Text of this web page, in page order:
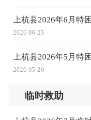
上杭县2026年6月特
2026-06-23
上杭县2026年5月特
2026-05-20
临时救助